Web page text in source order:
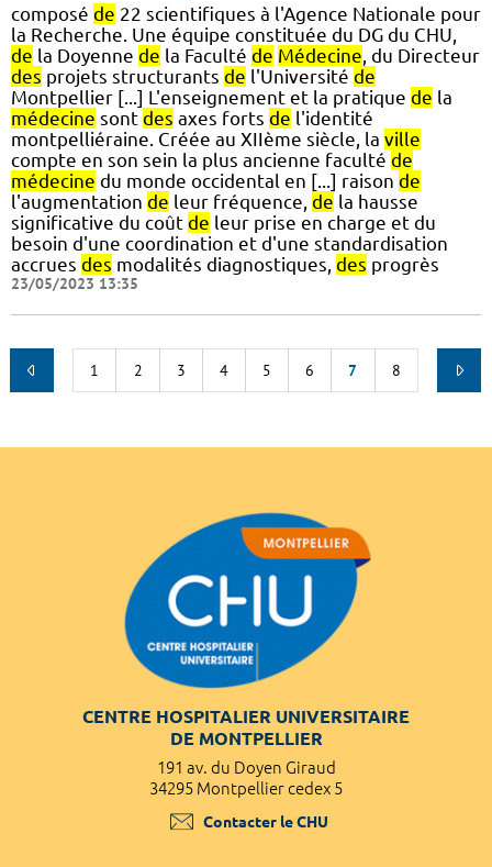
composé de 22 scientifiques à l'Agence Nationale pour
la Recherche. Une équipe constituée du DG du CHU,
de la Doyenne de la Faculté de Médecine, du Directeur
des projets structurants de l'Université de
Montpellier [...] L'enseignement et la pratique de la
médecine sont des axes forts de l'identité
montpelliéraine. Créée au XIIème siècle, la ville
compte en son sein la plus ancienne faculté de
médecine du monde occidental en [...] raison de
l'augmentation de leur fréquence, de la hausse
significative du coût de leur prise en charge et du
besoin d'une coordination et d'une standardisation
accrues des modalités diagnostiques, des progrès
23/05/2023 13:35
1 2 3 4 5 6 7 8
CENTRE HOSPITALIER UNIVERSITAIRE
DE MONTPELLIER
191 av. du Doyen Giraud
34295 Montpellier cedex 5
Contacter le CHU